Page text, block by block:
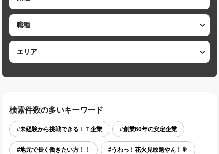
検索件数の多いキーワード
#未経験から挑戦できるＩＴ企業 #創業60年の安定企業
#地元で長く働きたい方！！ #うわっ！花火見放題やん！🎇